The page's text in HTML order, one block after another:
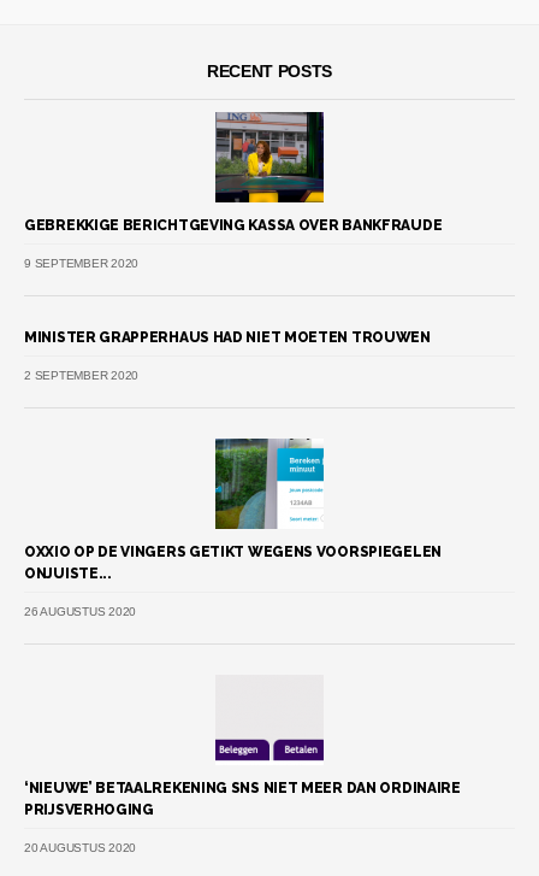
RECENT POSTS
GEBREKKIGE BERICHTGEVING KASSA OVER BANKFRAUDE
9 SEPTEMBER 2020
MINISTER GRAPPERHAUS HAD NIET MOETEN TROUWEN
2 SEPTEMBER 2020
OXXIO OP DE VINGERS GETIKT WEGENS VOORSPIEGELEN
ONJUISTE...
26 AUGUSTUS 2020
‘NIEUWE’ BETAALREKENING SNS NIET MEER DAN ORDINAIRE
PRIJSVERHOGING
20 AUGUSTUS 2020